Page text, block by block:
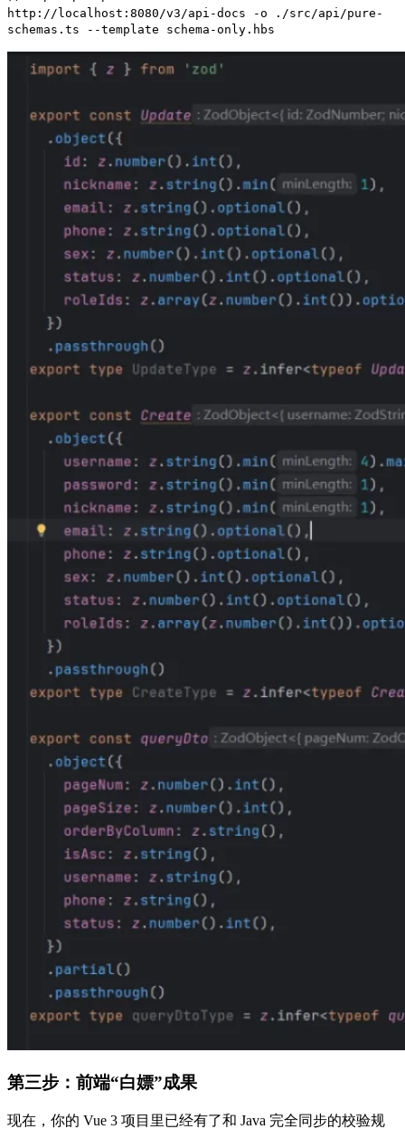
http://localhost:8080/v3/api-docs -o ./src/api/pure-
schemas.ts --template schema-only.hbs
第三步：前端“白嫖”成果
现在，你的 Vue 3 项目里已经有了和 Java 完全同步的校验规